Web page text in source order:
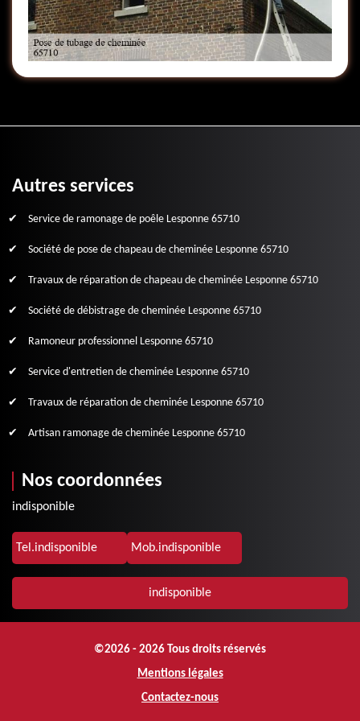
Autres services
Service de ramonage de poêle Lesponne 65710
Société de pose de chapeau de cheminée Lesponne 65710
Travaux de réparation de chapeau de cheminée Lesponne 65710
Société de débistrage de cheminée Lesponne 65710
Ramoneur professionnel Lesponne 65710
Service d'entretien de cheminée Lesponne 65710
Travaux de réparation de cheminée Lesponne 65710
Artisan ramonage de cheminée Lesponne 65710
Nos coordonnées
indisponible
Tel.indisponible Mob.indisponible
indisponible
©2026 - 2026 Tous droits réservés
Mentions légales
Contactez-nous